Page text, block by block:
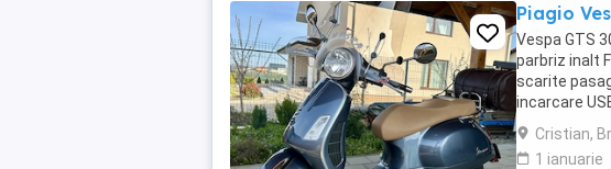
Piagio
Vespa GTS
parbriz inalt
scarite
incarcare
2024. Itp
Cristian,
1 ianuarie